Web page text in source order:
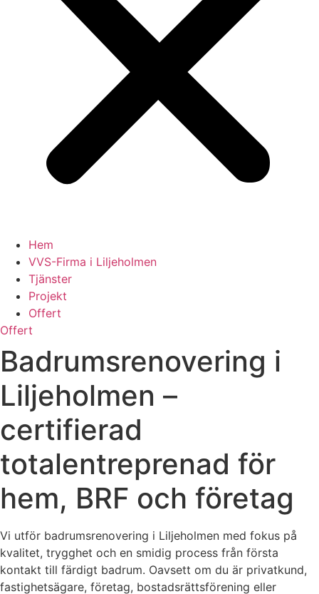
Hem
VVS-Firma i Liljeholmen
Tjänster
Projekt
Offert
Offert
Badrumsrenovering i
Liljeholmen –
certifierad
totalentreprenad för
hem, BRF och företag
Vi utför badrumsrenovering i Liljeholmen med fokus på
kvalitet, trygghet och en smidig process från första
kontakt till färdigt badrum. Oavsett om du är privatkund,
fastighetsägare, företag, bostadsrättsförening eller